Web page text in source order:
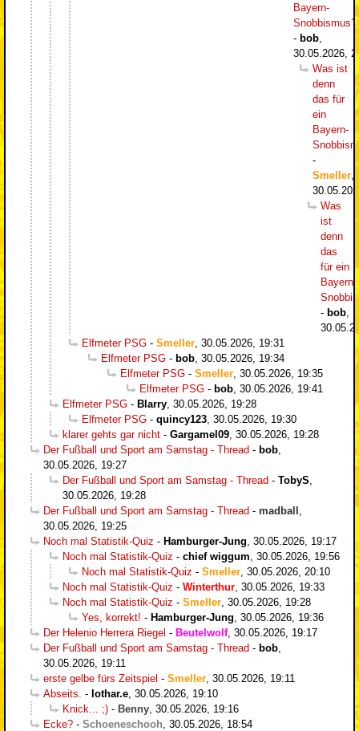
Bayern-
- bob
30.05.2026,
Was ist
denn
das für
ein
Bayern-
-
Smeller
Was
ist
denn
das
für ein
Bayern-
- bob
Elfmeter PSG - Smeller 30.05.2026, 19:31
Elfmeter PSG - bob 30.05.2026, 19:34
Elfmeter PSG - Smeller 30.05.2026, 19:35
Elfmeter PSG - bob 30.05.2026, 19:41
Elfmeter PSG - Blarry 30.05.2026, 19:28
Elfmeter PSG - quincy123 30.05.2026, 19:30
klarer gehts gar nicht - Gargamel09 30.05.2026, 19:28
Der Fußball und Sport am Samstag - Thread - bob
30.05.2026, 19:27
Der Fußball und Sport am Samstag - Thread - TobyS
30.05.2026, 19:28
Der Fußball und Sport am Samstag - Thread - madball
30.05.2026, 19:25
Noch mal Statistik-Quiz - Hamburger-Jung 30.05.2026, 19:17
Noch mal Statistik-Quiz - chief wiggum 30.05.2026, 19:56
Noch mal Statistik-Quiz - Smeller 30.05.2026, 20:10
Noch mal Statistik-Quiz - Winterthur 30.05.2026, 19:33
Noch mal Statistik-Quiz - Smeller 30.05.2026, 19:28
Yes, korrekt! - Hamburger-Jung 30.05.2026, 19:36
Der Helenio Herrera Riegel - Beutelwolf, 30.05.2026, 19:17
Der Fußball und Sport am Samstag - Thread - bob
30.05.2026, 19:11
erste gelbe fürs Zeitspiel - Smeller 30.05.2026, 19:11
Abseits. - lothar.e 30.05.2026, 19:10
Knick... ;) - Benny 30.05.2026, 19:16
Ecke? - Schoeneschooh 30.05.2026, 18:54